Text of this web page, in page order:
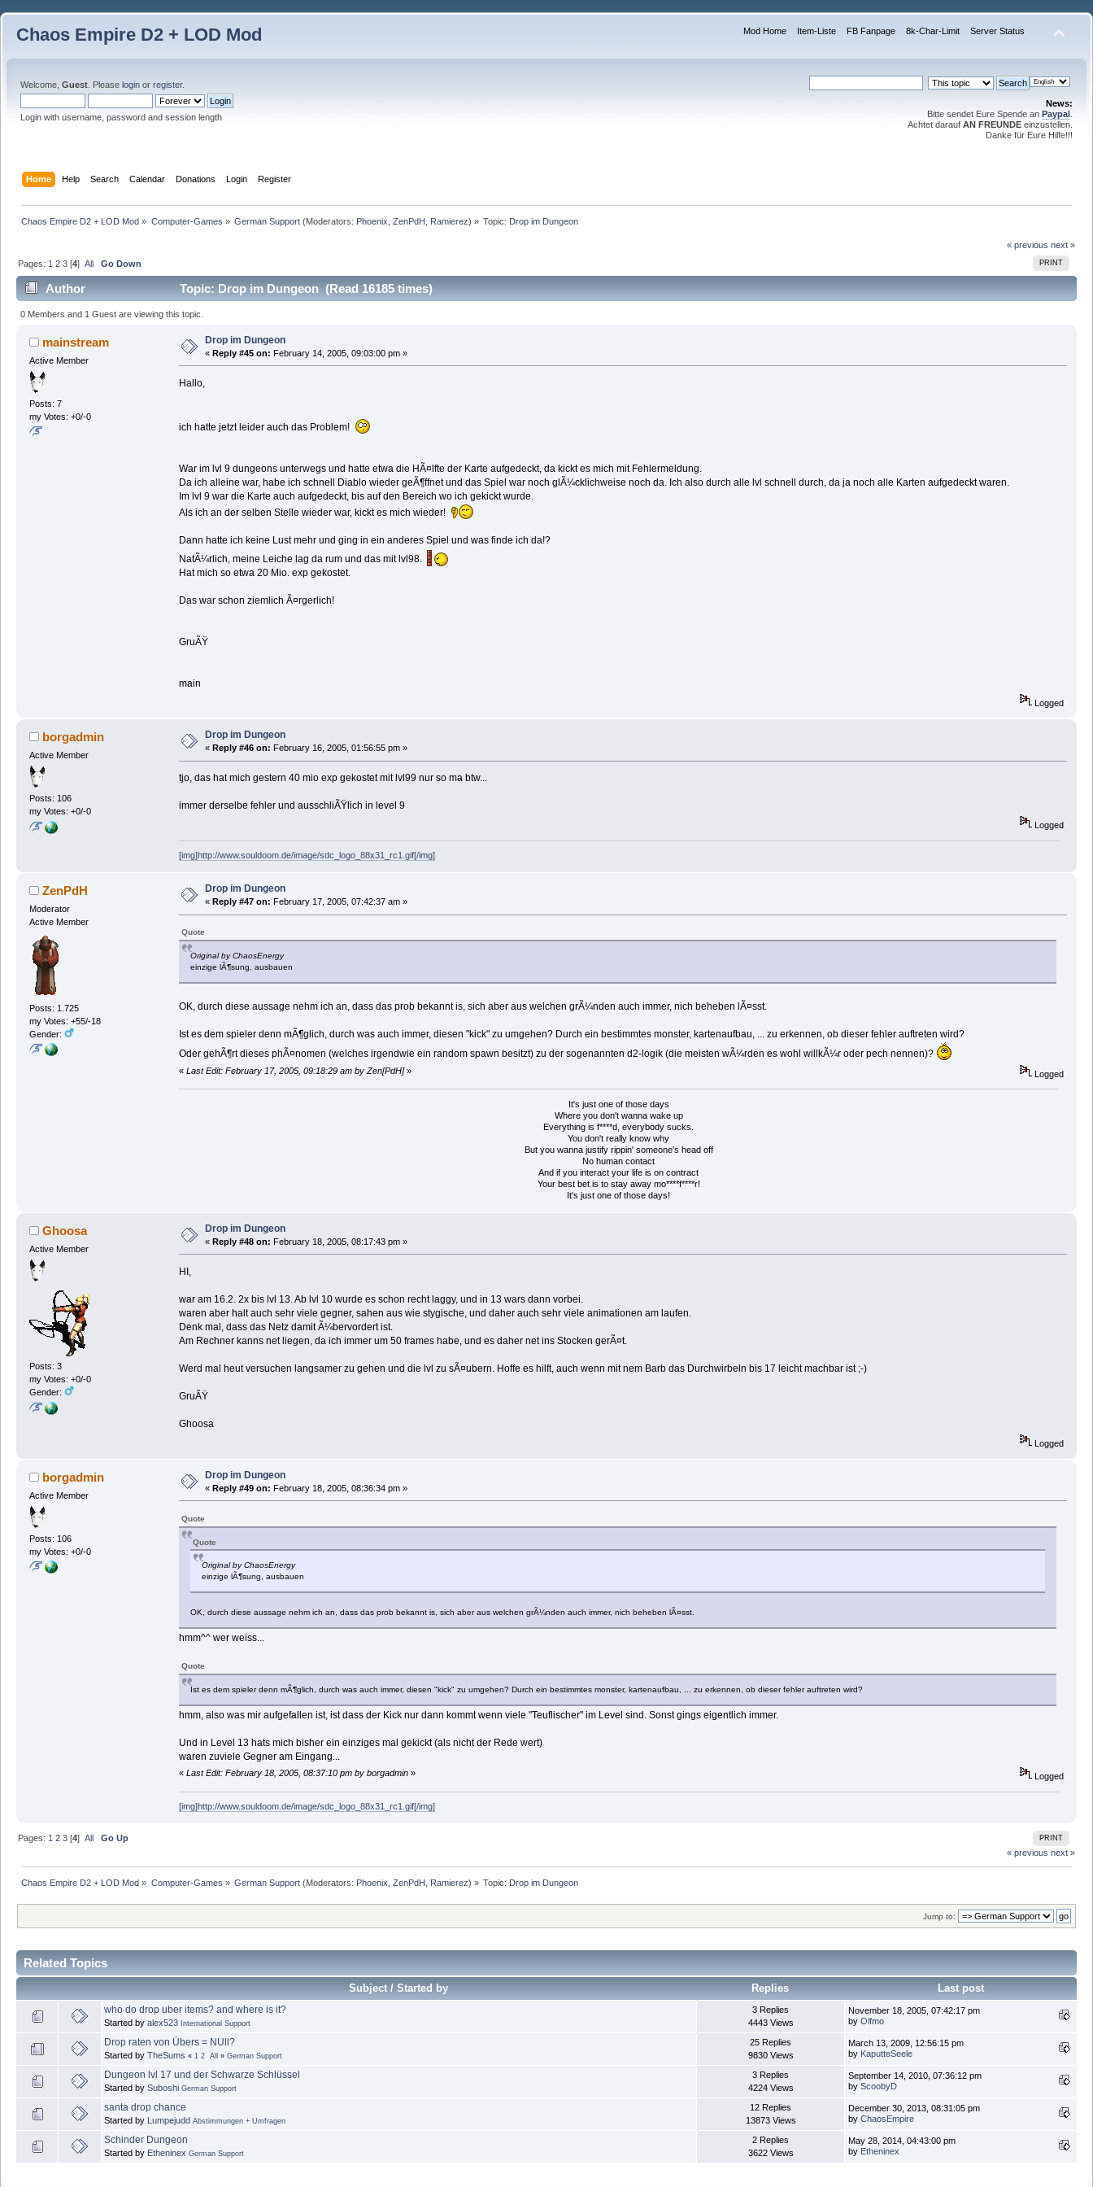
Chaos Empire D2 + LOD Mod Mod Home Item-Liste FB Fanpage 8k-Char-Limit Server Status
Welcome, Guest . Please login or register.
Login with username, password and session length
News:
Bitte sendet Eure Spende an Paypal
Achtet darauf AN FREUNDE einzustellen.
Danke für Eure Hilfe!!!
Home Help Search Calendar Donations Login Register
Chaos Empire D2 + LOD Mod » Computer-Games » German Support(Moderators: Phoenix ZenPdH Ramierez) » Topic: Drop im Dungeon
« previous next »
PRINT
Pages: 1 2 3 [4]All Go Down
Author Topic: Drop im Dungeon (Read 16185 times)
0 Members and 1 Guest are viewing this topic.
mainstream
Active Member
Posts: 7
my Votes: +0/-0
Drop im Dungeon
« Reply #45 on: February 14, 2005, 09:03:00 pm »
Hallo,
ich hatte jetzt leider auch das Problem!
War im lvl 9 dungeons unterwegs und hatte etwa die HÃ¤lfte der Karte aufgedeckt, da kickt es mich mit Fehlermeldung.
Da ich alleine war, habe ich schnell Diablo wieder geÃ¶ffnet und das Spiel war noch glÃ¼cklichweise noch da. Ich also durch alle lvl schnell durch, da ja noch alle Karten aufgedeckt waren.
Im lvl 9 war die Karte auch aufgedeckt, bis auf den Bereich wo ich gekickt wurde.
Als ich an der selben Stelle wieder war, kickt es mich wieder!
Dann hatte ich keine Lust mehr und ging in ein anderes Spiel und was finde ich da!?
NatÃ¼rlich, meine Leiche lag da rum und das mit lvl98.
Hat mich so etwa 20 Mio. exp gekostet.
Das war schon ziemlich Ã¤rgerlich!
GruÃŸ
main
Logged
borgadmin
Active Member
Posts: 106
my Votes: +0/-0
Drop im Dungeon
« Reply #46 on: February 16, 2005, 01:56:55 pm »
tjo, das hat mich gestern 40 mio exp gekostet mit lvl99 nur so ma btw...
immer derselbe fehler und ausschliÃŸlich in level 9
Logged
[img]http://www.souldoom.de/image/sdc_logo_88x31_rc1.gif[/img]
ZenPdH
Moderator
Active Member
Posts: 1.725
my Votes: +55/-18
Gender:
Drop im Dungeon
« Reply #47 on: February 17, 2005, 07:42:37 am »
Quote
Original by ChaosEnergy
einzige lÃ¶sung, ausbauen
OK, durch diese aussage nehm ich an, dass das prob bekannt is, sich aber aus welchen grÃ¼nden auch immer, nich beheben lÃ¤sst.
Ist es dem spieler denn mÃ¶glich, durch was auch immer, diesen "kick" zu umgehen? Durch ein bestimmtes monster, kartenaufbau, ... zu erkennen, ob dieser fehler auftreten wird?
Oder gehÃ¶rt dieses phÃ¤nomen (welches irgendwie ein random spawn besitzt) zu der sogenannten d2-logik (die meisten wÃ¼rden es wohl willkÃ¼r oder pech nennen)?
« Last Edit: February 17, 2005, 09:18:29 am by Zen[PdH]» Logged
It's just one of those days
Where you don't wanna wake up
Everything is f****d, everybody sucks.
You don't really know why
But you wanna justify rippin' someone's head off
No human contact
And if you interact your life is on contract
Your best bet is to stay away mo****f****r!
It's just one of those days!
Ghoosa
Active Member
Posts: 3
my Votes: +0/-0
Gender:
Drop im Dungeon
« Reply #48 on: February 18, 2005, 08:17:43 pm »
HI,
war am 16.2. 2x bis lvl 13. Ab lvl 10 wurde es schon recht laggy, und in 13 wars dann vorbei.
waren aber halt auch sehr viele gegner, sahen aus wie stygische, und daher auch sehr viele animationen am laufen.
Denk mal, dass das Netz damit Ã¼bervordert ist.
Am Rechner kanns net liegen, da ich immer um 50 frames habe, und es daher net ins Stocken gerÃ¤t.
Werd mal heut versuchen langsamer zu gehen und die lvl zu sÃ¤ubern. Hoffe es hilft, auch wenn mit nem Barb das Durchwirbeln bis 17 leicht machbar ist ;-)
GruÃŸ
Ghoosa
Logged
borgadmin
Active Member
Posts: 106
my Votes: +0/-0
Drop im Dungeon
« Reply #49 on: February 18, 2005, 08:36:34 pm »
Quote
Quote
Original by ChaosEnergy
einzige lÃ¶sung, ausbauen
OK, durch diese aussage nehm ich an, dass das prob bekannt is, sich aber aus welchen grÃ¼nden auch immer, nich beheben lÃ¤sst.
hmm^^ wer weiss...
Quote
Ist es dem spieler denn mÃ¶glich, durch was auch immer, diesen "kick" zu umgehen? Durch ein bestimmtes monster, kartenaufbau, ... zu erkennen, ob dieser fehler auftreten wird?
hmm, also was mir aufgefallen ist, ist dass der Kick nur dann kommt wenn viele "Teuflischer" im Level sind. Sonst gings eigentlich immer.
Und in Level 13 hats mich bisher ein einziges mal gekickt (als nicht der Rede wert)
waren zuviele Gegner am Eingang...
« Last Edit: February 18, 2005, 08:37:10 pm by borgadmin» Logged
[img]http://www.souldoom.de/image/sdc_logo_88x31_rc1.gif[/img]
PRINT
Pages: 1 2 3 [4]All
Go Up
« previous next »
Chaos Empire D2 + LOD Mod » Computer-Games » German Support(Moderators: Phoenix ZenPdH Ramierez) » Topic: Drop im Dungeon
Jump to:
Related Topics
Subject / Started by Replies Last post
who do drop uber items? and where is it?
Started by alex523 International Support
3 Replies
4443 Views
November 18, 2005, 07:42:17 pm
by Olfmo
Drop raten von Übers = NUll?
Started by TheSums « 1 2 All » German Support
25 Replies
9830 Views
March 13, 2009, 12:56:15 pm
by KaputteSeele
Dungeon lvl 17 und der Schwarze Schlüssel
Started by Suboshi German Support
3 Replies
4224 Views
September 14, 2010, 07:36:12 pm
by ScoobyD
santa drop chance
Started by Lumpejudd Abstimmungen + Umfragen
12 Replies
13873 Views
December 30, 2013, 08:31:05 pm
by ChaosEmpire
Schinder Dungeon
Started by Etheninex German Support
2 Replies
3622 Views
May 28, 2014, 04:43:00 pm
by Etheninex